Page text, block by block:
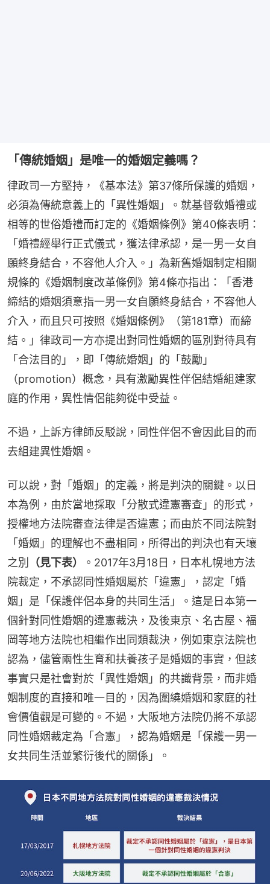
「傳統婚姻」是唯一的婚姻定義嗎？
律政司一方堅持，《基本法》第37條所保護的婚姻，
必須為傳統意義上的「異性婚姻」。就基督敎婚禮或
相等的世俗婚禮而訂定的《婚姻條例》第40條表明：
「婚禮經舉行正式儀式，獲法律承認，是一男一女自
願終身結合，不容他人介入。」為新舊婚姻制定相關
規條的《婚姻制度改革條例》第4條亦指出：「香港
締結的婚姻須意指一男一女自願終身結合，不容他人
介入，而且只可按照《婚姻條例》（第181章）而締
結。」律政司一方亦提出對同性婚姻的區別對待具有
「合法目的」，即「傳統婚姻」的「鼓勵」
（promotion）概念，具有激勵異性伴侶結婚組建家
庭的作用，異性情侶能夠從中受益。
不過，上訴方律師反駁說，同性伴侶不會因此目的而
去組建異性婚姻。
可以說，對「婚姻」的定義，將是判決的關鍵。以日
本為例，由於當地採取「分散式違憲審查」的形式，
授權地方法院審查法律是否違憲；而由於不同法院對
「婚姻」的理解也不盡相同，所得出的判決也有天壤
之別
（見下表）
。2017年3月18日，日本札幌地方法
院裁定，不承認同性婚姻屬於「違憲」，認定「婚
姻」是「保護伴侶本身的共同生活」。這是日本第一
個針對同性婚姻的違憲裁決，及後東京、名古屋、福
岡等地方法院也相繼作出同類裁決，例如東京法院也
認為，儘管兩性生育和扶養孩子是婚姻的事實，但該
事實只是社會對於「異性婚姻」的共識背景，而非婚
姻制度的直接和唯一目的，因為圍繞婚姻和家庭的社
會價值觀是可變的。不過，大阪地方法院仍將不承認
同性婚姻裁定為「合憲」，認為婚姻是「保護一男一
女共同生活並繁衍後代的關係」。